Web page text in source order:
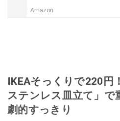
Amazon
IKEAそっくりで220円
ステンレス皿立て」で
劇的すっきり